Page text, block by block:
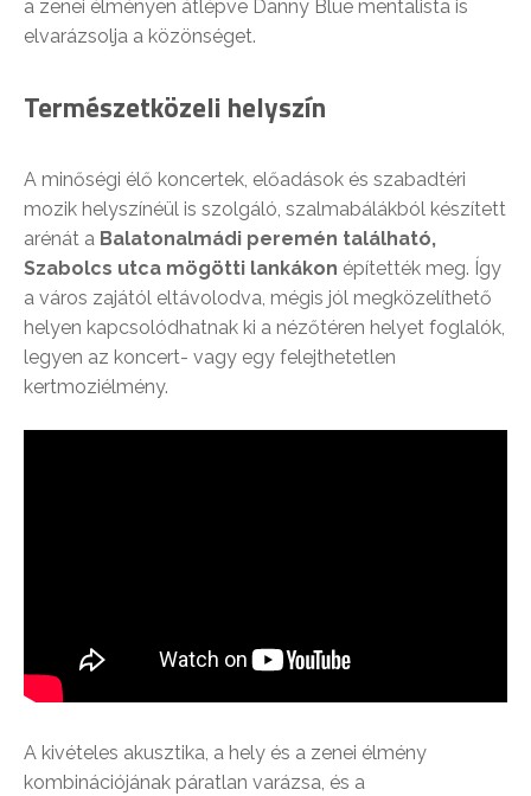
a zenei élményen átlépve Danny Blue mentalista is
elvarázsolja a közönséget.
Természetközeli helyszín
A minőségi élő koncertek, előadások és szabadtéri
mozik helyszínéül is szolgáló, szalmabálákból készített
arénát a Balatonalmádi peremén található,
Szabolcs utca mögötti lankákon építették meg. Így
a város zajától eltávolodva, mégis jól megközelíthető
helyen kapcsolódhatnak ki a nézőtéren helyet foglalók,
legyen az koncert- vagy egy felejthetetlen
kertmoziélmény.
A kivételes akusztika, a hely és a zenei élmény
kombinációjának páratlan varázsa, és a